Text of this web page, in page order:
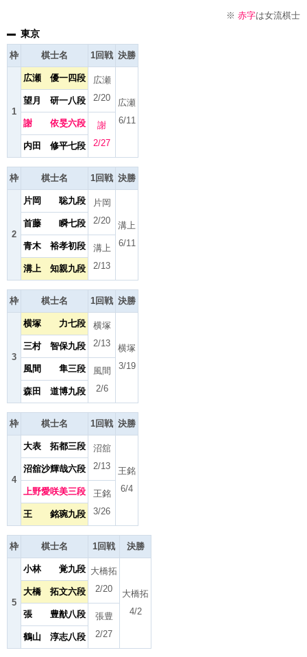
※ 赤字は女流棋士
東京
枠 棋士名 1回戦 決勝
1
広瀬 優一四段
広瀬
2/20
広瀬
6/11
望月 研一八段
謝 依旻六段
謝
2/27
内田 修平七段
枠 棋士名 1回戦 決勝
2
片岡 聡九段
片岡
2/20
溝上
6/11
首藤 瞬七段
青木 裕孝初段
溝上
2/13
溝上 知親九段
枠 棋士名 1回戦 決勝
3
横塚 力七段
横塚
2/13
横塚
3/19
三村 智保九段
風間 隼三段
風間
2/6
森田 道博九段
枠 棋士名 1回戦 決勝
4
大表 拓都三段
沼舘
2/13
王銘
6/4
沼舘沙輝哉六段
上野愛咲美三段
王銘
3/26
王 銘琬九段
枠 棋士名 1回戦 決勝
5
小林 覚九段 大橋拓
2/20
大橋拓
4/2
大橋 拓文六段
張 豊猷八段
張豊
2/27
鶴山 淳志八段